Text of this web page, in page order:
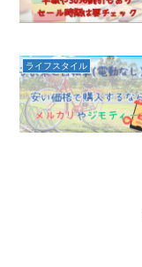
ライフスタイル